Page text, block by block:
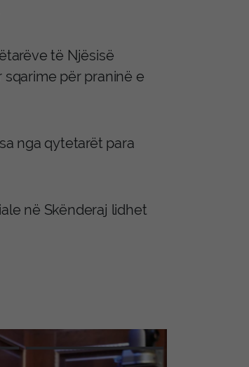
të Njësisë
për praninë e
nga qytetarët para
në Skënderaj lidhet